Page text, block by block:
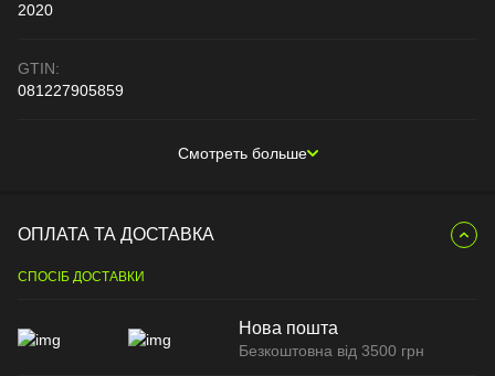
2020
GTIN:
081227905859
Смотреть больше
ОПЛАТА ТА ДОСТАВКА
СПОСІБ ДОСТАВКИ
Нова пошта
Безкоштовна від 3500 грн